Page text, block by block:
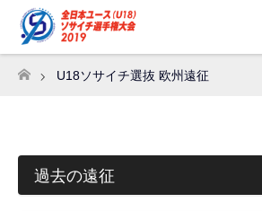
ホーム
U18ソサイチ選抜 欧州遠征
過去の遠征